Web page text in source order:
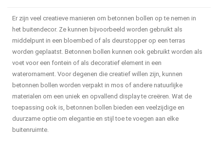
Er zijn veel creatieve manieren om betonnen bollen op te nemen in
het buitendecor. Ze kunnen bijvoorbeeld worden gebruikt als
middelpunt in een bloembed of als deurstopper op een terras
worden geplaatst. Betonnen bollen kunnen ook gebruikt worden als
voet voor een fontein of als decoratief element in een
waterornament. Voor degenen die creatief willen zijn, kunnen
betonnen bollen worden verpakt in mos of andere natuurlijke
materialen om een ​​uniek en opvallend display te creëren. Wat de
toepassing ook is, betonnen bollen bieden een veelzijdige en
duurzame optie om elegantie en stijl toe te voegen aan elke
buitenruimte.